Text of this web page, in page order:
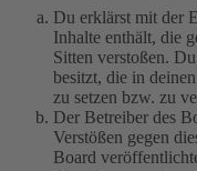
Du erklärst mit der
Inhalte enthält, die
Sitten verstoßen.
besitzt, die in
zu setzen bzw. zu
Der Betreiber des
Verstößen gegen
Board